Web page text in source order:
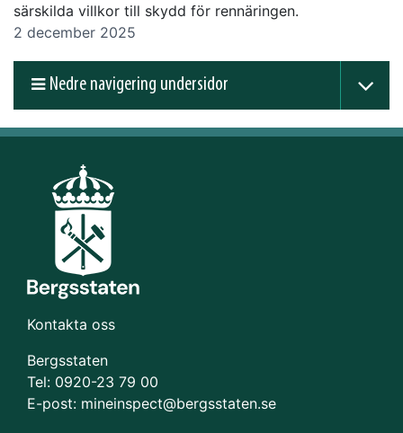
särskilda villkor till skydd för rennäringen.
2 december 2025
Nedre navigering undersidor
Kontakta oss
Bergsstaten
Tel: 0920-23 79 00
E-post: mineinspect@bergsstaten.se